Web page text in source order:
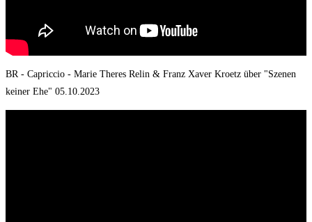
BR - Capriccio - Marie Theres Relin & Franz Xaver Kroetz über "Szenen
keiner Ehe" 05.10.2023